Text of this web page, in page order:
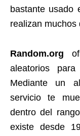
bastante usado
realizan muchos
Random.org
aleatorios
Mediante un
servicio te
dentro del
existe desde